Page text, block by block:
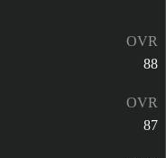
OVR
88
OVR
87